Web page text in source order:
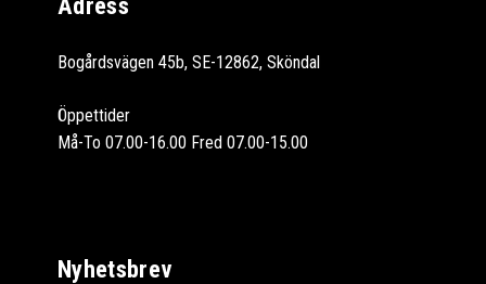
Bogårdsvägen 45b, SE-12862, Sköndal
Öppettider
Må-To 07.00-16.00 Fred 07.00-15.00
Nyhetsbrev